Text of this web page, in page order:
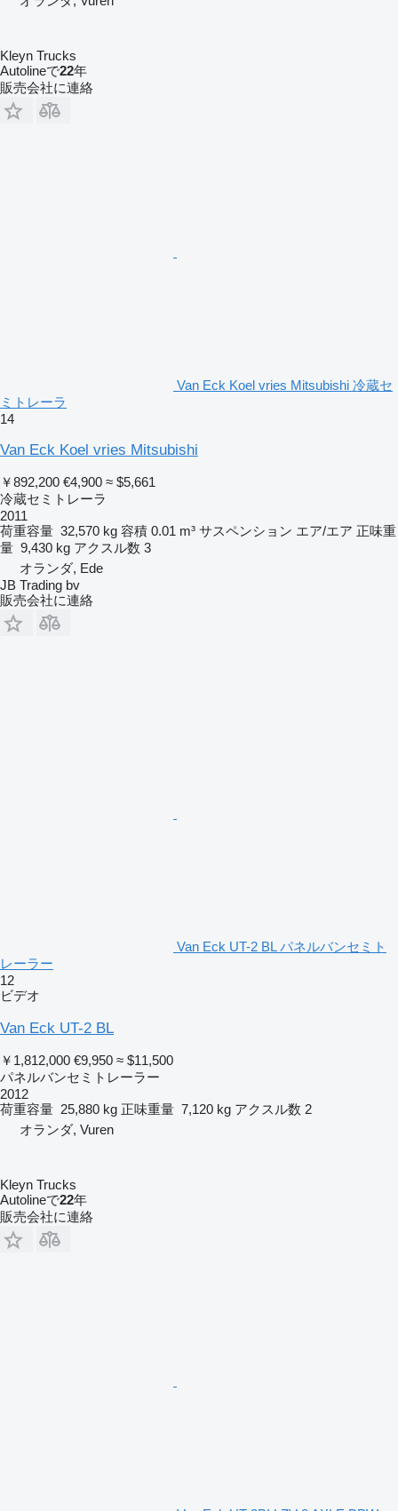
Kleyn Trucks
Autolineで22年
販売会社に連絡
Van Eck Koel vries Mitsubishi 冷蔵セ
ミトレーラ
14
Van Eck Koel vries Mitsubishi
￥892,200 €4,900 ≈ $5,661
冷蔵セミトレーラ
2011
荷重容量 32,570 kg 容積 0.01 m³ サスペンション エア/エア 正味重
量 9,430 kg アクスル数 3
オランダ, Ede
JB Trading bv
販売会社に連絡
Van Eck UT-2 BL パネルバンセミト
レーラー
12
ビデオ
Van Eck UT-2 BL
￥1,812,000 €9,950 ≈ $11,500
パネルバンセミトレーラー
2012
荷重容量 25,880 kg 正味重量 7,120 kg アクスル数 2
オランダ, Vuren
Kleyn Trucks
Autolineで22年
販売会社に連絡